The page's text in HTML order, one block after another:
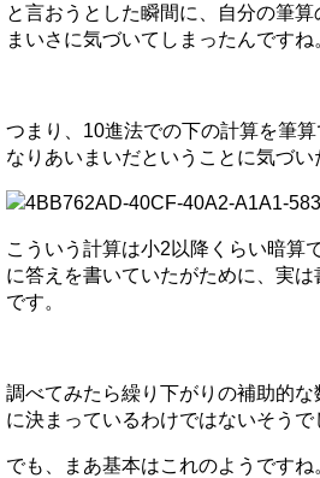
と言おうとした瞬間に、自分の筆
まいさに気づいてしまったんですね
つまり、10進法での下の計算を筆
なりあいまいだということに気づい
こういう計算は小2以降くらい暗算
に答えを書いていたがために、実
です。
調べてみたら繰り下がりの補助的
に決まっているわけではないそうで
でも、まあ基本はこれのようですね